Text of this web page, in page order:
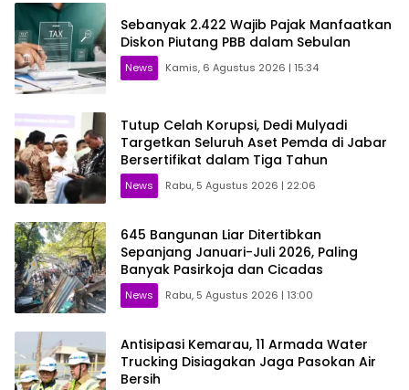
Sebanyak 2.422 Wajib Pajak Manfaatkan
Diskon Piutang PBB dalam Sebulan
News Kamis, 6 Agustus 2026 | 15:34
Tutup Celah Korupsi, Dedi Mulyadi
Targetkan Seluruh Aset Pemda di Jabar
Bersertifikat dalam Tiga Tahun
News Rabu, 5 Agustus 2026 | 22:06
645 Bangunan Liar Ditertibkan
Sepanjang Januari-Juli 2026, Paling
Banyak Pasirkoja dan Cicadas
News Rabu, 5 Agustus 2026 | 13:00
Antisipasi Kemarau, 11 Armada Water
Trucking Disiagakan Jaga Pasokan Air
Bersih